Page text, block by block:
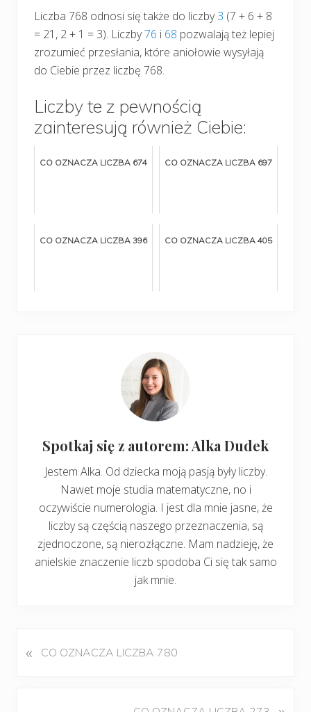
Liczba 768 odnosi się także do liczby3 (7 + 6 + 8
= 21, 2 + 1 = 3). Liczby76 i 68 pozwalają też lepiej
zrozumieć przesłania, które aniołowie wysyłają
do Ciebie przez liczbę 768.
Liczby te z pewnością
zainteresują również Ciebie:
CO OZNACZA LICZBA 674 CO OZNACZA LICZBA 697
CO OZNACZA LICZBA 396 CO OZNACZA LICZBA 405
Spotkaj się z autorem: Alka Dudek
Jestem Alka. Od dziecka moją pasją były liczby.
Nawet moje studia matematyczne, no i
oczywiście numerologia. I jest dla mnie jasne, że
liczby są częścią naszego przeznaczenia, są
zjednoczone, są nierozłączne. Mam nadzieję, że
anielskie znaczenie liczb spodoba Ci się tak samo
jak mnie.
P
« CO OZNACZA LICZBA 780